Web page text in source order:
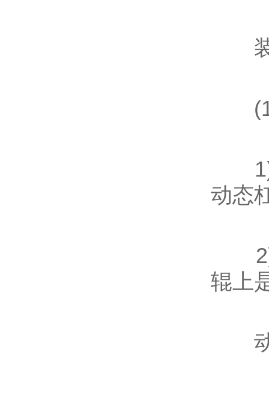
装
(1)
1)
动态
2)
辊上
动